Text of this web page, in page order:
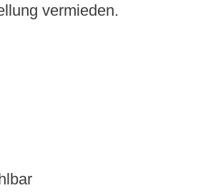
vermieden.